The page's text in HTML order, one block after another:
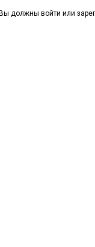
должны войти или